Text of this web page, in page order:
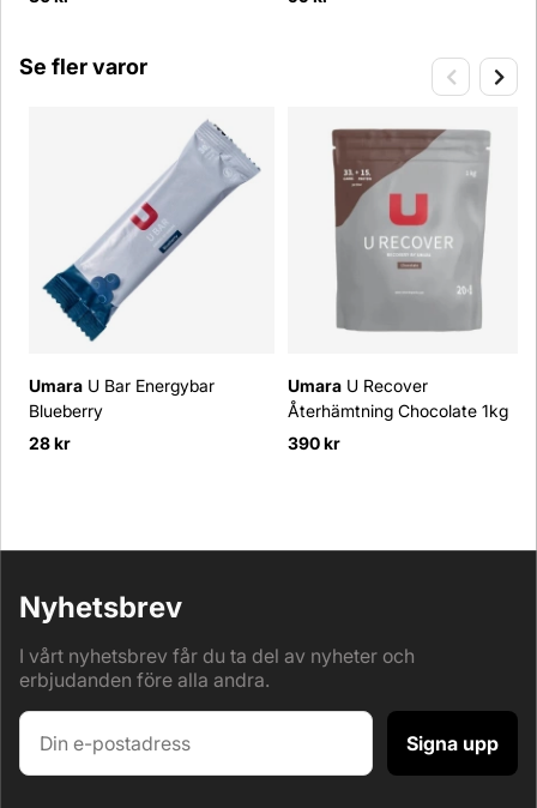
Se fler varor
Umara U Bar Energybar
Blueberry
28 kr
Umara U Recover
Återhämtning Chocolate 1kg
390 kr
Nyhetsbrev
I vårt nyhetsbrev får du ta del av nyheter och
erbjudanden före alla andra.
Signa upp